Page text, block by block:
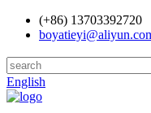
(+86) 13703392720
English